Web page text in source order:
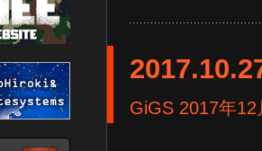
GiGS 2017年12